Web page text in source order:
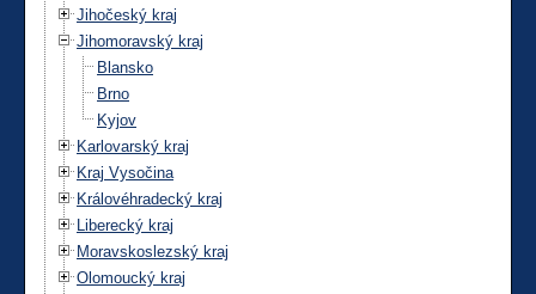
Jihočeský kraj
Jihomoravský kraj
Blansko
Brno
Kyjov
Karlovarský kraj
Kraj Vysočina
Královéhradecký kraj
Liberecký kraj
Moravskoslezský kraj
Olomoucký kraj